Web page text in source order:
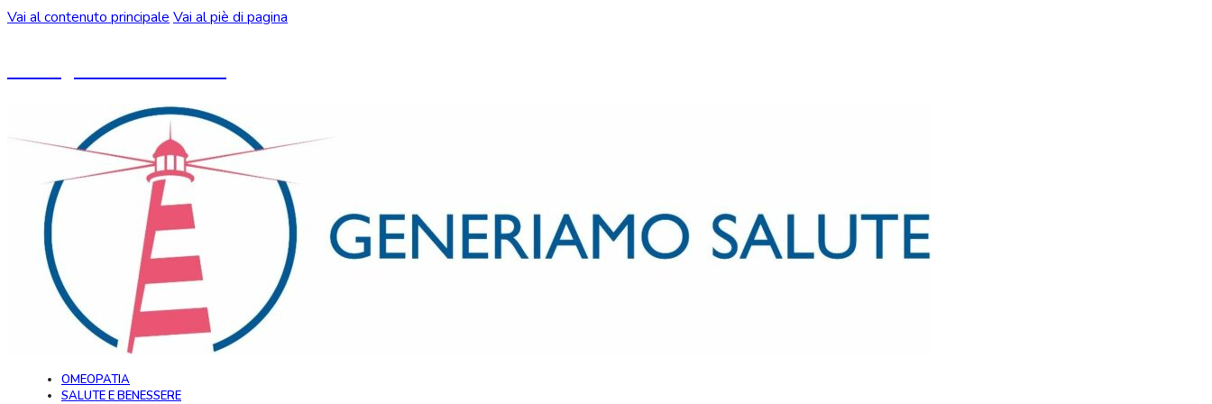
Vai al contenuto principale Vai al piè di pagina
OMEOPATIA
SALUTE E BENESSERE